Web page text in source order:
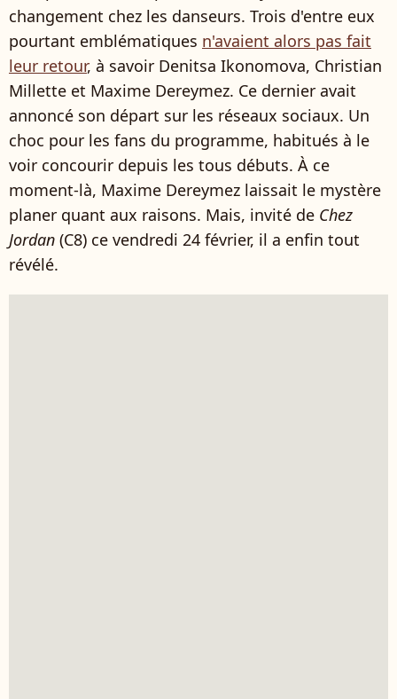
changement chez les danseurs. Trois d'entre eux
pourtant emblématiques n'avaient alors pas fait
leur retour, à savoir Denitsa Ikonomova, Christian
Millette et Maxime Dereymez. Ce dernier avait
annoncé son départ sur les réseaux sociaux. Un
choc pour les fans du programme, habitués à le
voir concourir depuis les tous débuts. À ce
moment-là, Maxime Dereymez laissait le mystère
planer quant aux raisons. Mais, invité de Chez
Jordan (C8) ce vendredi 24 février, il a enfin tout
révélé.